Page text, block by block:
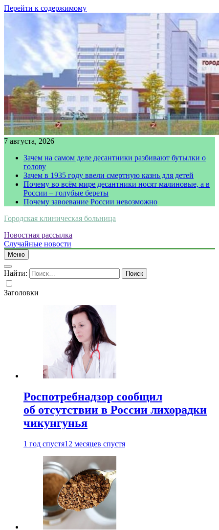
Перейти к содержимому
7 августа, 2026
Зачем на самом деле десантники разбивают бутылки о
голову
Зачем в 1935 году ввели смертную казнь для детей
Почему во всём мире десантники носят малиновые, а в
России – голубые береты
Почему завоевание России невозможно
Городская клиническая больница
Новостная рассылка
Случайные новости
Меню
Найти:
Заголовки
Роспотребнадзор сообщил
об отсутствии в России лихорадки
чикунгунья
1 год спустя12 месяцев спустя